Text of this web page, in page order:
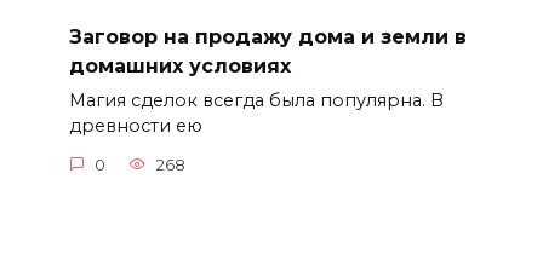
Заговор на продажу дома и земли в
домашних условиях
Магия сделок всегда была популярна. В
древности ею
0 268